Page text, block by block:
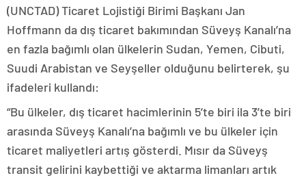
(UNCTAD) Ticaret Lojistiği Birimi Başkanı Jan
Hoffmann da dış ticaret bakımından Süveyş Kanalı’na
en fazla bağımlı olan ülkelerin Sudan, Yemen, Cibuti,
Suudi Arabistan ve Seyşeller olduğunu belirterek, şu
ifadeleri kullandı:
“Bu ülkeler, dış ticaret hacimlerinin 5’te biri ila 3’te biri
arasında Süveyş Kanalı’na bağımlı ve bu ülkeler için
ticaret maliyetleri artış gösterdi. Mısır da Süveyş
transit gelirini kaybettiği ve aktarma limanları artık